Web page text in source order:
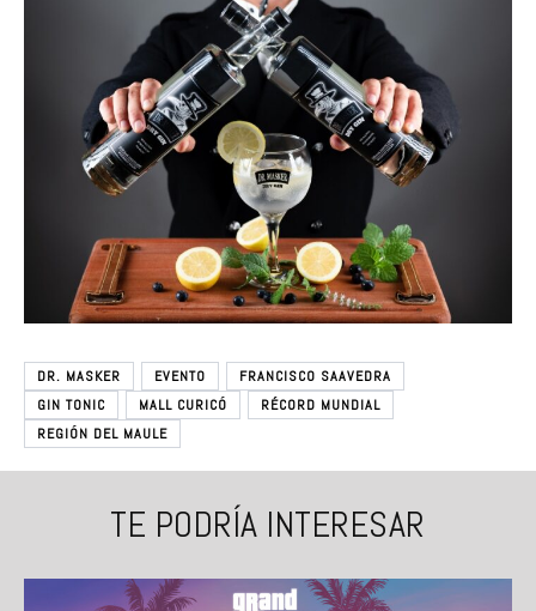
DR. MASKER EVENTO
FRANCISCO SAAVEDRA
GIN TONIC
MALL CURICÓ
RÉCORD MUNDIAL
REGIÓN DEL MAULE
TE PODRÍA INTERESAR